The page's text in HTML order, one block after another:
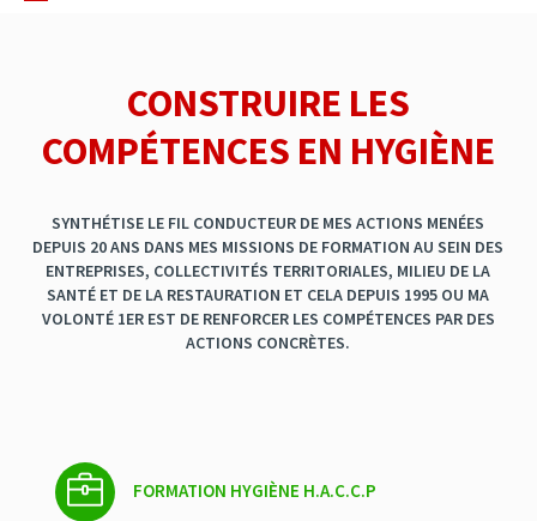
CONSTRUIRE LES
COMPÉTENCES EN HYGIÈNE
SYNTHÉTISE LE FIL CONDUCTEUR DE MES ACTIONS MENÉES
DEPUIS 20 ANS DANS MES MISSIONS DE FORMATION AU SEIN DES
ENTREPRISES, COLLECTIVITÉS TERRITORIALES, MILIEU DE LA
SANTÉ ET DE LA RESTAURATION ET CELA DEPUIS 1995 OU MA
VOLONTÉ 1ER EST DE RENFORCER LES COMPÉTENCES PAR DES
ACTIONS CONCRÈTES.
FORMATION HYGIÈNE H.A.C.C.P